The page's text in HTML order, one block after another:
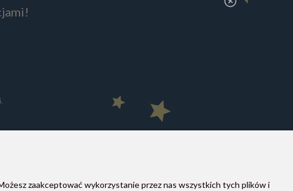
MOON STORE W SOCIAL MEDIA
zaakceptować wykorzystanie przez nas wszystkich tych plików i